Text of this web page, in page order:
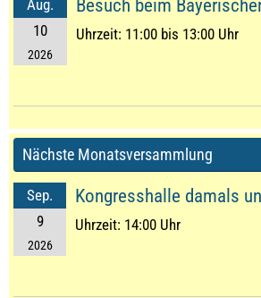
Aug.
10
2026
Besuch beim
Uhrzeit: 11:00 bis 13:00 Uhr
Nächste Monatsversammlung
Sep.
9
2026
Kongresshalle damals
Uhrzeit: 14:00 Uhr